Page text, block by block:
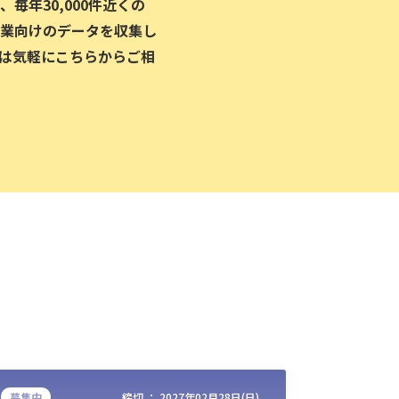
向けのデータを収集し
気軽にこちらからご相